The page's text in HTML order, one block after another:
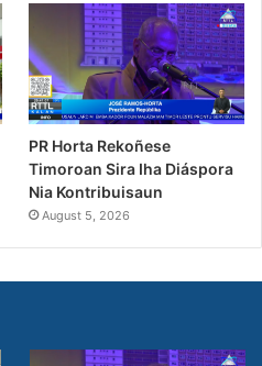
PR Horta Rekoñese
Timoroan Sira Iha Diáspora
Nia Kontribuisaun
August 5, 2026